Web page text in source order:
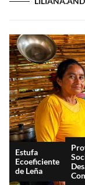
Estufa
Ecoeficiente
de Leña